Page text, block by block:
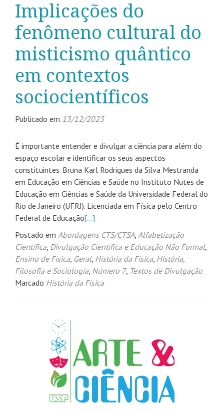
Implicações do
fenômeno cultural do
misticismo quântico
em contextos
sociocientíficos
Publicado em 13/12/2023
É importante entender e divulgar a ciência para além do
espaço escolar e identificar os seus aspectos
constituintes. Bruna Karl Rodrigues da Silva Mestranda
em Educação em Ciências e Saúde no Instituto Nutes de
Educação em Ciências e Saúde da Universidade Federal do
Rio de Janeiro (UFRJ). Licenciada em Física pelo Centro
Federal de Educação[…]
Postado em Abordagens CTS/CTSA, Alfabetização
Científica, Divulgação Científica e Educação Não Formal,
Ensino de Física, Geral, História da Física, História,
Filosofia e Sociologia, Número 7, Textos de Divulgação
Marcado História da Física